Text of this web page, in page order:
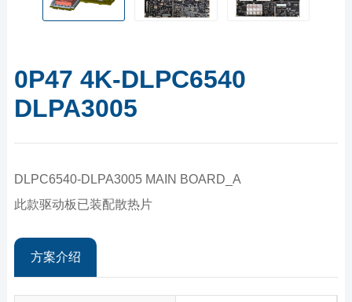
0P47 4K-DLPC6540
DLPA3005
DLPC6540-DLPA3005 MAIN BOARD_A
此款驱动板已装配散热片
方案介绍